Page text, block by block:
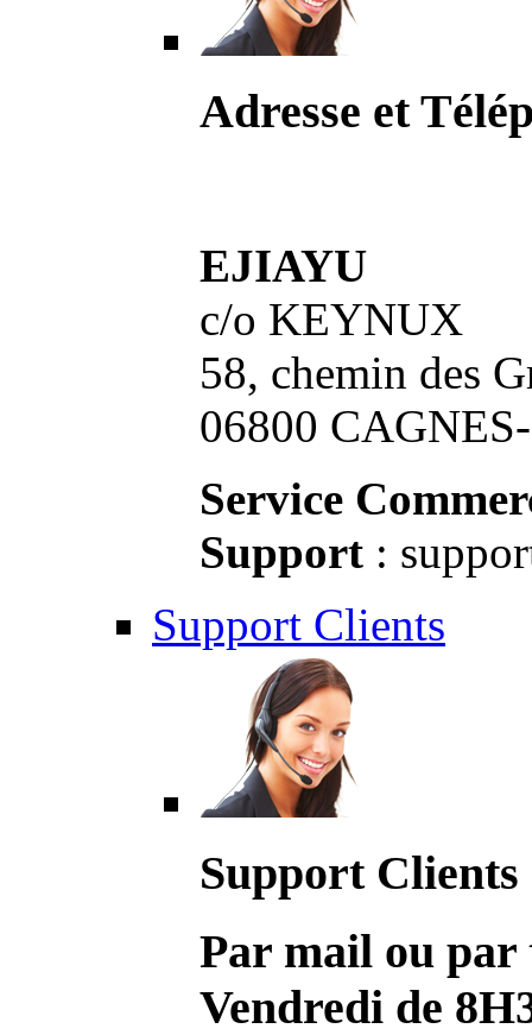
Adresse et
EJIAYU
c/o KEYNUX
58, chemin des
06800
Service
Support :
Support Clients
Support Clients
Par mail ou par
Vendredi de